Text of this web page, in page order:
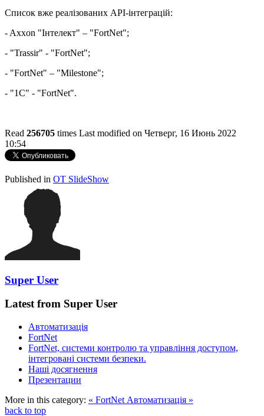
Список вже реалізованих API-інтеграцій:
- Axxon "Інтелект" – "FortNet";
- "Trassir" - "FortNet";
- "FortNet" – "Milestone";
- "1C" - "FortNet".
Read 256705 times Last modified on Четверг, 16 Июнь 2022
10:54
http://evruka.com.ua/
Published in OT SlideShow
Super User
Latest from Super User
Автоматизація
FortNet
FortNet, системи контролю та управління доступом,
інтегровані системи безпеки.
Наші досягнення
Презентации
More in this category: « FortNet Автоматизація »
back to top